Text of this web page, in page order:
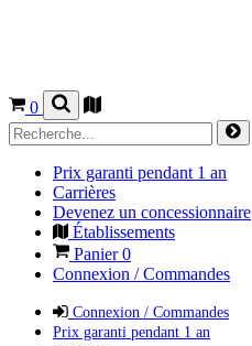
0
Prix garanti pendant 1 an
Carrières
Devenez un concessionnaire
Établissements
Panier0
Connexion / Commandes
Connexion / Commandes
Prix garanti pendant 1 an